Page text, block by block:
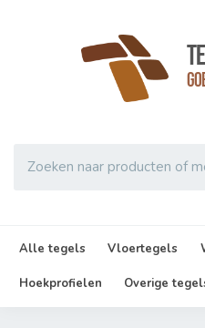
Zoeken naar producten of
Alle tegels Vloertegels
Hoekprofielen Overige